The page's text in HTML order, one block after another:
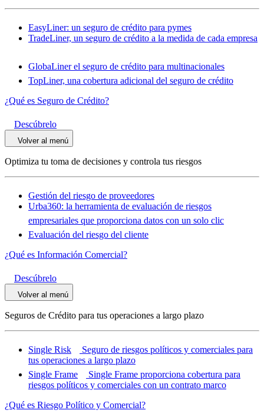
EasyLiner: un seguro de crédito para pymes
TradeLiner, un seguro de crédito a la medida de cada empresa
GlobaLiner el seguro de crédito para multinacionales
TopLiner, una cobertura adicional del seguro de crédito
¿Qué es Seguro de Crédito?
Descúbrelo
Volver al menú
Optimiza tu toma de decisiones y controla tus riesgos
Gestión del riesgo de proveedores
Urba360: la herramienta de evaluación de riesgos
empresariales que proporciona datos con un solo clic
Evaluación del riesgo del cliente
¿Qué es Información Comercial?
Descúbrelo
Volver al menú
Seguros de Crédito para tus operaciones a largo plazo
Single Risk
Seguro de riesgos políticos y comerciales para
tus operaciones a largo plazo
Single Frame
Single Frame proporciona cobertura para
riesgos políticos y comerciales con un contrato marco
¿Qué es Riesgo Político y Comercial?